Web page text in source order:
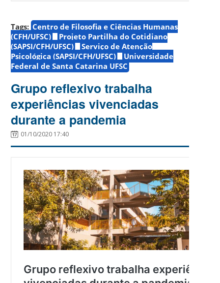
Tags: Centro de Filosofia e Ciências Humanas
(CFH/UFSC)
Projeto Partilha do Cotidiano
(SAPSI/CFH/UFSC)
Serviço de Atenção
Psicológica (SAPSI/CFH/UFSC)
Universidade
Federal de Santa Catarina UFSC
Grupo reflexivo trabalha
experiências vivenciadas
durante a pandemia
01/10/2020 17:40